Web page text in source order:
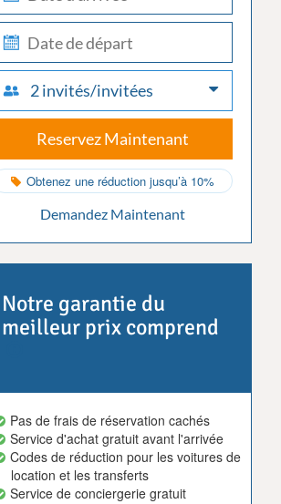
check-
out
2 invités/invitées
Reservez Maintenant
Obtenez une réduction jusqu’à 10%
Demandez Maintenant
Notre garantie du
meilleur prix comprend
Pas de frais de réservation cachés
Service d'achat gratuit avant l'arrivée
Codes de réduction pour les voitures de
location et les transferts
Service de conciergerie gratuit